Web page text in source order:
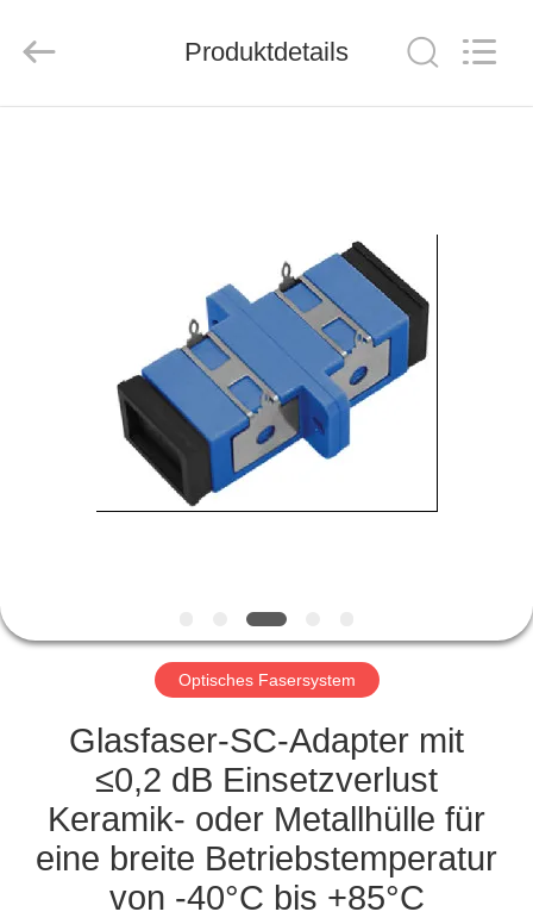
FABRIK-
AUSFLUG
QUALITÄTSKONTROLLE
SIE
MIT
VERBINDUNG
FORDERN
SIE EIN
LTD.
Produktdetails
Optisches Fasersystem
Glasfaser-SC-Adapter mit
≤0,2 dB Einsetzverlust
Keramik- oder Metallhülle für
eine breite Betriebstemperatur
von -40°C bis +85°C